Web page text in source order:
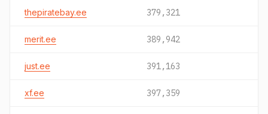
thepiratebay.ee 379,321
merit.ee 389,942
just.ee 391,163
xf.ee 397,359